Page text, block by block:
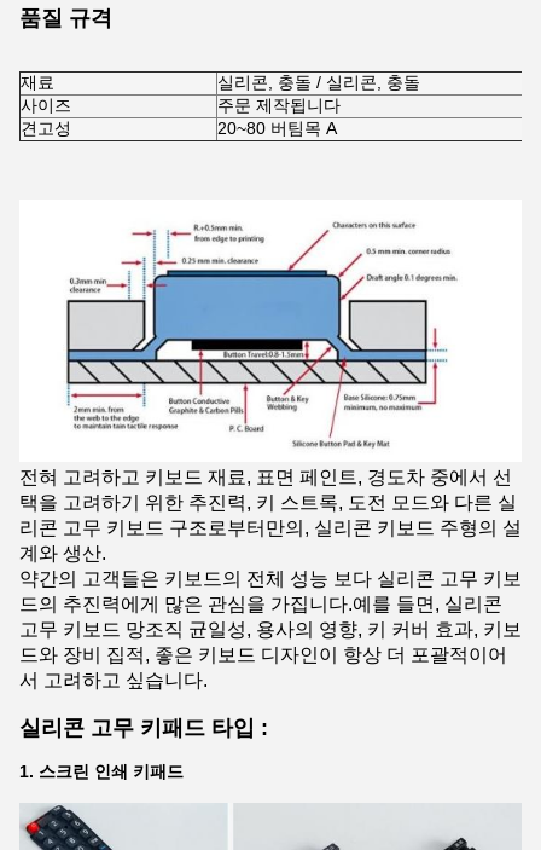
품질 규격
재료
실리콘, 충돌 / 실리콘, 충돌
사이즈
주문 제작됩니다
견고성
20~80 버팀목 A
전혀 고려하고 키보드 재료, 표면 페인트, 경도차 중에서 선
택을 고려하기 위한 추진력, 키 스트록, 도전 모드와 다른 실
리콘 고무 키보드 구조로부터만의, 실리콘 키보드 주형의 설
계와 생산.
약간의 고객들은 키보드의 전체 성능 보다 실리콘 고무 키보
드의 추진력에게 많은 관심을 가집니다.예를 들면, 실리콘
고무 키보드 망조직 균일성, 용사의 영향, 키 커버 효과, 키보
드와 장비 집적, 좋은 키보드 디자인이 항상 더 포괄적이어
서 고려하고 싶습니다.
실리콘 고무 키패드 타입 :
1. 스크린 인쇄 키패드